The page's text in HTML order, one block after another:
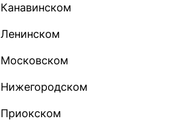
Канавинском
Ленинском
Московском
Нижегородском
Приокском